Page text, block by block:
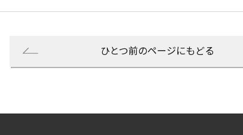
ひとつ前のページにもどる